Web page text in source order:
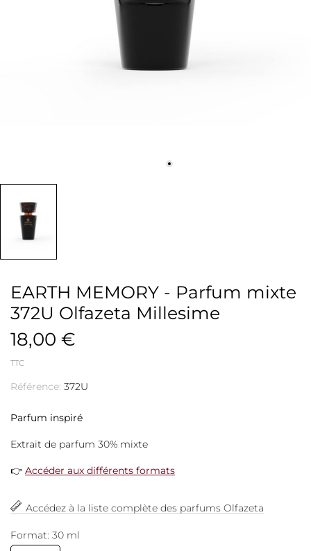
EARTH MEMORY - Parfum mixte
372U Olfazeta Millesime
18,00 €
TTC
Référence: 372U
Parfum inspiré
Extrait de parfum 30% mixte
👉 Accéder aux différents formats
Accédez à la liste complète des parfums Olfazeta
Format: 30 ml